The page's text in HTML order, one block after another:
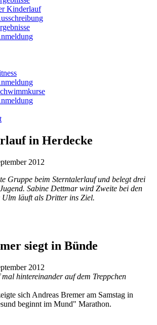
Kinderlauf
in Herdecke
2012
Gruppe beim Sterntalerlauf und belegt drei
Sabine Dettmar wird Zweite bei den
Ulm läuft als Dritter ins Ziel.
siegt in Bünde
2012
hintereinander auf dem Treppchen
sich Andreas Bremer am Samstag in
beginnt im Mund" Marathon.